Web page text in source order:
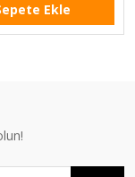
Ekle